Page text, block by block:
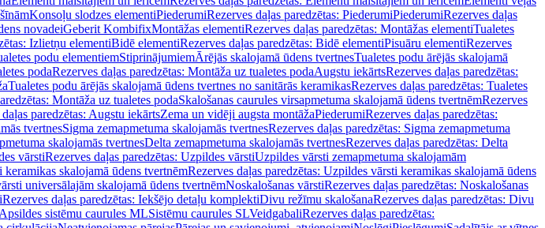
Konsoļu slodzes elementiPiederumiRezerves daļas paredzētas: PiederumiPiederumiRezerves daļas
novadeiGeberit KombifixMontāžas elementiRezerves daļas paredzētas: Montāžas elementiTualetes
Izlietņu elementiBidē elementiRezerves daļas paredzētas: Bidē elementiPisuāru elementiRezerves
podu elementiemStiprinājumiemĀrējās skalojamā ūdens tvertnesTualetes podu ārējās skalojamā
podaRezerves daļas paredzētas: Montāža uz tualetes podaAugstu iekārtsRezerves daļas paredzētas:
Tualetes podu ārējās skalojamā ūdens tvertnes no sanitārās keramikasRezerves daļas paredzētas: Tualetes
Montāža uz tualetes podaSkalošanas caurules virsapmetuma skalojamā ūdens tvertnēmRezerves
paredzētas: Augstu iekārtsZema un vidēji augsta montāžaPiederumiRezerves daļas paredzētas:
tvertnesSigma zemapmetuma skalojamās tvertnesRezerves daļas paredzētas: Sigma zemapmetuma
skalojamās tvertnesDelta zemapmetuma skalojamās tvertnesRezerves daļas paredzētas: Delta
vārstiRezerves daļas paredzētas: Uzpildes vārstiUzpildes vārsti zemapmetuma skalojamām
skalojamā ūdens tvertnēmRezerves daļas paredzētas: Uzpildes vārsti keramikas skalojamā ūdens
universālajām skalojamā ūdens tvertnēmNoskalošanas vārstiRezerves daļas paredzētas: Noskalošanas
Rezerves daļas paredzētas: Iekšējo detaļu komplektiDivu režīmu skalošanaRezerves daļas paredzētas: Divu
Apsildes sistēmu caurules MLSistēmu caurules SLVeidgabaliRezerves daļas paredzētas: